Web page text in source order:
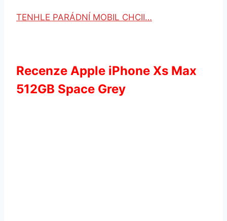
TENHLE PARÁDNÍ MOBIL CHCII…
Recenze Apple iPhone Xs Max
512GB Space Grey